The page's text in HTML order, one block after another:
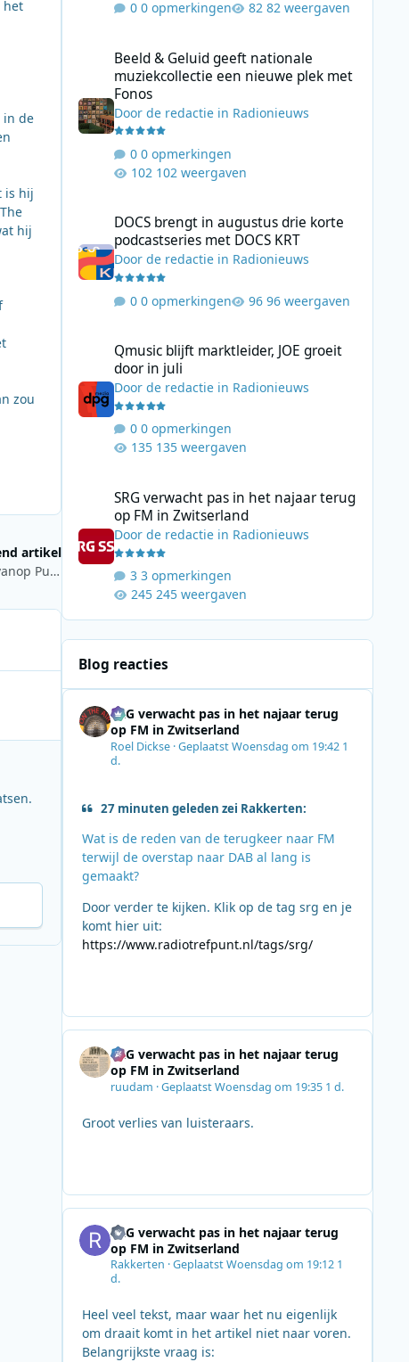
het
in de
is hij
hij
zou
artikel
Studio Brussel staat klaar voor 40 uur live verslaggeving vanop Pukkelpop
0 opmerkingen 82 weergaven
Beeld & Geluid geeft nationale
muziekcollectie een nieuwe plek met
Fonos
Door de redactiein Radionieuws
0 opmerkingen
102 weergaven
DOCS brengt in augustus drie korte
podcastseries met DOCS KRT
Door de redactiein Radionieuws
0 opmerkingen 96 weergaven
Qmusic blijft marktleider, JOE groeit
door in juli
Door de redactiein Radionieuws
0 opmerkingen
135 weergaven
SRG verwacht pas in het najaar terug
op FM in Zwitserland
Door de redactiein Radionieuws
3 opmerkingen
245 weergaven
Blog reacties
SRG verwacht pas in het najaar terug
op FM in Zwitserland
Roel Dickse·GeplaatstWoensdag om 19:42 1
d.
27 minuten geleden zei Rakkerten:
Wat is de reden van de terugkeer naar FM
terwijl de overstap naar DAB al lang is
gemaakt?
Door verder te kijken. Klik op de tag srg en je
komt hier uit:
https://www.radiotrefpunt.nl/tags/srg/
SRG verwacht pas in het najaar terug
op FM in Zwitserland
ruudam ·GeplaatstWoensdag om 19:35 1 d.
Groot verlies van luisteraars.
SRG verwacht pas in het najaar terug
op FM in Zwitserland
Rakkerten ·GeplaatstWoensdag om 19:12 1
d.
Heel veel tekst, maar waar het nu eigenlijk
om draait komt in het artikel niet naar voren.
Belangrijkste vraag is: